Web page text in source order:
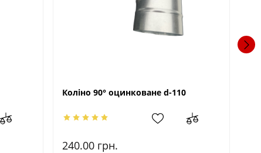
Коліно 90° оцинковане d-110
240.00 грн.